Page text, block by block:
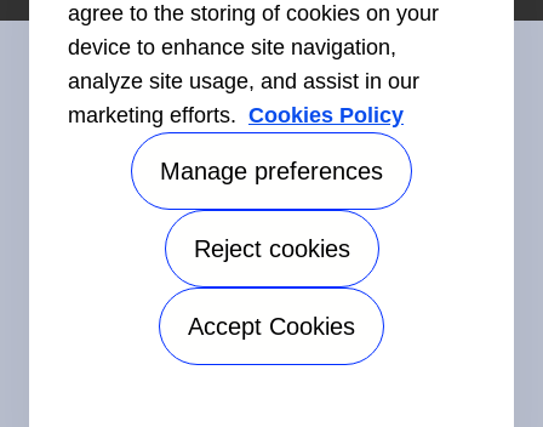
Restez en contact avec nous
©2026 Carrier. Tous droits réservés. Accessibilité
Avis sur la confidentialité Conditions d'utilisation
Plan de site Manage preferences
agree to the storing of cookies on your
device to enhance site navigation,
analyze site usage, and assist in our
marketing efforts. Cookies Policy
Manage preferences
Reject cookies
Accept Cookies